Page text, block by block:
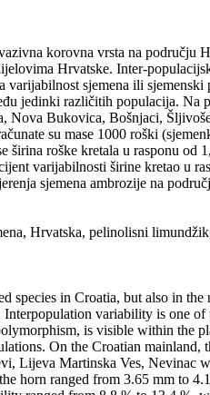
korovna vrsta na području
Hrvatske. Inter-
sjemena ili
jedinki različitih populacija. Na
Nova Bukovica, Bošnjaci,
su mase 1000 roški
širina roške kretala u rasponu
varijabilnosti širine kretao u
sjemena ambrozije na
Hrvatska, pelinolisni
species in Croatia, but also in
variability is one
is visible within the
On the Croatian
Lijeva Martinska Ves, Nevinac
horn ranged from 3.65 mm to